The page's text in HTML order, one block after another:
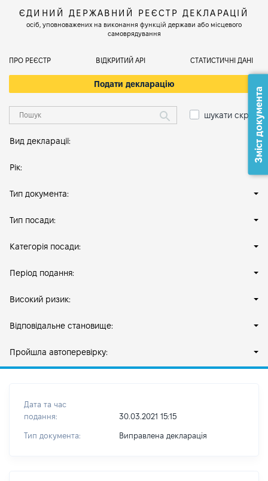
ЄДИНИЙ ДЕРЖАВНИЙ РЕЄСТР ДЕКЛАРАЦІЙ
осіб, уповноважених на виконання функцій держави або місцевого
самоврядування
ПРО РЕЄСТР ВІДКРИТИЙ АРІ СТАТИСТИЧНІ ДАНІ
Подати декларацію
шукати скрізь
Вид декларації:
Рік:
Тип документа:
Тип посади:
Категорія посади:
Період подання:
Високий ризик:
Відповідальне становище:
Пройшла автоперевірку:
Дата та час
подання:
30.03.2021 15:15
Тип документа: Виправлена декларація
Зміст документа